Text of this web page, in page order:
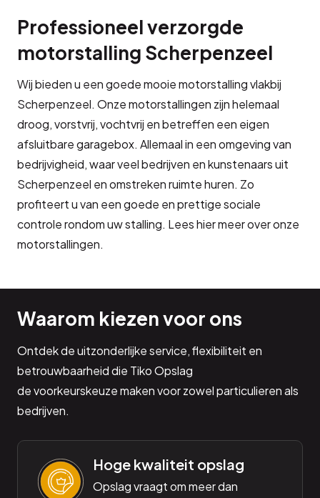
Professioneel verzorgde
motorstalling Scherpenzeel
Wij bieden u een goede mooie motorstalling vlakbij
Scherpenzeel. Onze motorstallingen zijn helemaal
droog, vorstvrij, vochtvrij en betreffen een eigen
afsluitbare garagebox. Allemaal in een omgeving van
bedrijvigheid, waar veel bedrijven en kunstenaars uit
Scherpenzeel en omstreken ruimte huren. Zo
profiteert u van een goede en prettige sociale
controle rondom uw stalling. Lees hier meer over onze
motorstallingen.
Waarom kiezen voor ons
Ontdek de uitzonderlijke service, flexibiliteit en
betrouwbaarheid die Tiko Opslag
de voorkeurskeuze maken voor zowel particulieren als
bedrijven.
Hoge kwaliteit opslag
Opslag vraagt om meer dan